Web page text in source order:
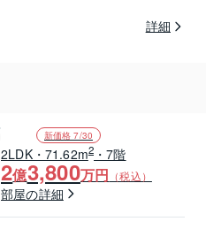
詳細
新価格 7/30
2LDK・71.62m2 ・7階
2億3,800万円 （税込）
部屋の詳細